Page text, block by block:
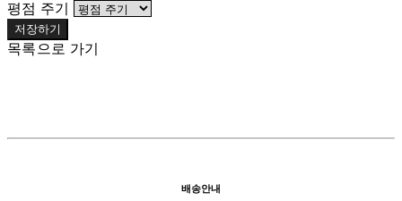
평점 주기
저장하기
목록으로 가기
배송안내